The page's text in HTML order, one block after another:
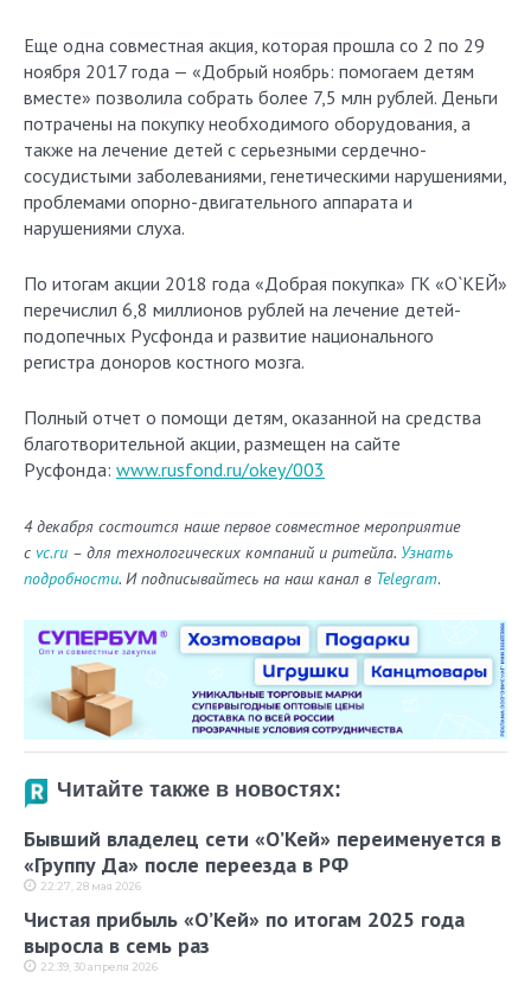
Еще одна совместная акция, которая прошла со 2 по 29
ноября 2017 года — «Добрый ноябрь: помогаем детям
вместе» позволила собрать более 7,5 млн рублей. Деньги
потрачены на покупку необходимого оборудования, а
также на лечение детей с серьезными сердечно-
сосудистыми заболеваниями, генетическими нарушениями,
проблемами опорно-двигательного аппарата и
нарушениями слуха.
По итогам акции 2018 года «Добрая покупка» ГК «О`КЕЙ»
перечислил 6,8 миллионов рублей на лечение детей-
подопечных Русфонда и развитие национального
регистра доноров костного мозга.
Полный отчет о помощи детям, оказанной на средства
благотворительной акции, размещен на сайте
Русфонда: www.rusfond.ru/okey/003
4 декабря состоится наше первое совместное мероприятие
с vc.ru – для технологических компаний и ритейла. Узнать
подробности. И подписывайтесь на наш канал в Telegram.
Читайте также в новостях:
Бывший владелец сети «О’Кей» переименуется в
«Группу Да» после переезда в РФ
22:27, 28 мая 2026
Чистая прибыль «О’Кей» по итогам 2025 года
выросла в семь раз
22:39, 30 апреля 2026